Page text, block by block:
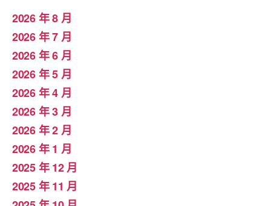
2026 年 8 月
2026 年 7 月
2026 年 6 月
2026 年 5 月
2026 年 4 月
2026 年 3 月
2026 年 2 月
2026 年 1 月
2025 年 12 月
2025 年 11 月